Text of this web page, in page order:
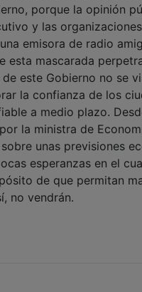
porque la opinión
y las
emisora de radio
esta mascarada
este Gobierno no se
la confianza de los
a medio plazo.
la ministra de
unas previsiones
esperanzas en el
de que permitan
no vendrán.